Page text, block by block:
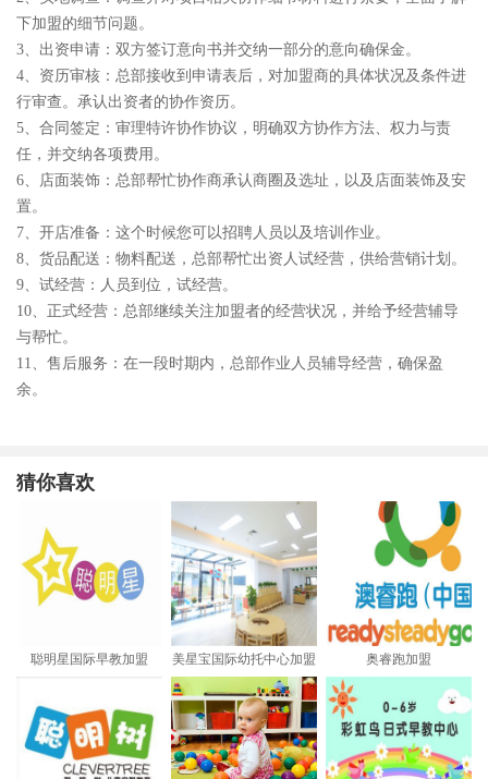
下加盟的细节问题。
3、出资申请：双方签订意向书并交纳一部分的意向确保金。
4、资历审核：总部接收到申请表后，对加盟商的具体状况及条件进
行审查。承认出资者的协作资历。
5、合同签定：审理特许协作协议，明确双方协作方法、权力与责
任，并交纳各项费用。
6、店面装饰：总部帮忙协作商承认商圈及选址，以及店面装饰及安
置。
7、开店准备：这个时候您可以招聘人员以及培训作业。
8、货品配送：物料配送，总部帮忙出资人试经营，供给营销计划。
9、试经营：人员到位，试经营。
10、正式经营：总部继续关注加盟者的经营状况，并给予经营辅导
与帮忙。
11、售后服务：在一段时期内，总部作业人员辅导经营，确保盈
余。
猜你喜欢
聪明星国际早教加盟 美星宝国际幼托中心加盟 奥睿跑加盟